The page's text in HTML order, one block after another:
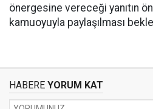
önergesine vereceği yanıtın
kamuoyuyla paylaşılması
HABERE YORUM KAT